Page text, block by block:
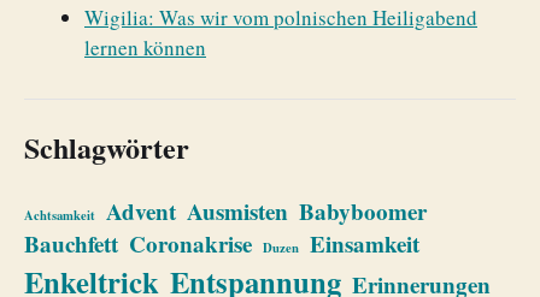
Wigilia: Was wir vom polnischen Heiligabend
lernen können
Schlagwörter
Achtsamkeit Advent Ausmisten Babyboomer
Bauchfett Coronakrise Duzen Einsamkeit
Enkeltrick Entspannung Erinnerungen